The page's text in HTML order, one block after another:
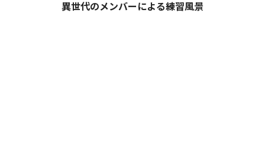
異世代のメンバーによる練習風景